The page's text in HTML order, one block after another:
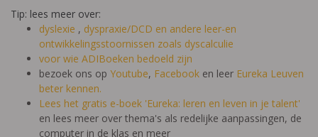
Tip: lees meer over:
dyslexie , dyspraxie/DCD en andere leer-en
ontwikkelingsstoornissen zoals dyscalculie
voor wie ADIBoeken bedoeld zijn
bezoek ons op Youtube, Facebook en leer Eureka Leuven
beter kennen.
Lees het gratis e-boek 'Eureka: leren en leven in je talent'
en lees meer over thema's als redelijke aanpassingen, de
computer in de klas en meer